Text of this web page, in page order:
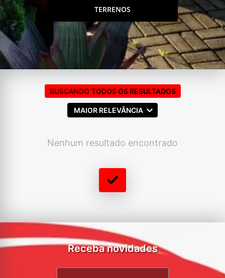
TERRENOS
BUSCANDO TODOS OS RESULTADOS
MAIOR RELEVÂNCIA
Nenhum resultado encontrado
Receba novidades